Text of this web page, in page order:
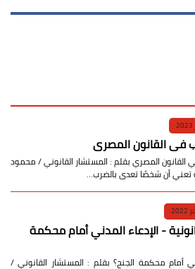
في القانون المصري
القانون المصري بقلم : المستشار القانوني / محمود
تعني أن شخصًا تعدى بالضرب…
- الإدعاء المدني أمام محكمة
أمام محكمة الجنح؟ بقلم : المستشار القانوني /